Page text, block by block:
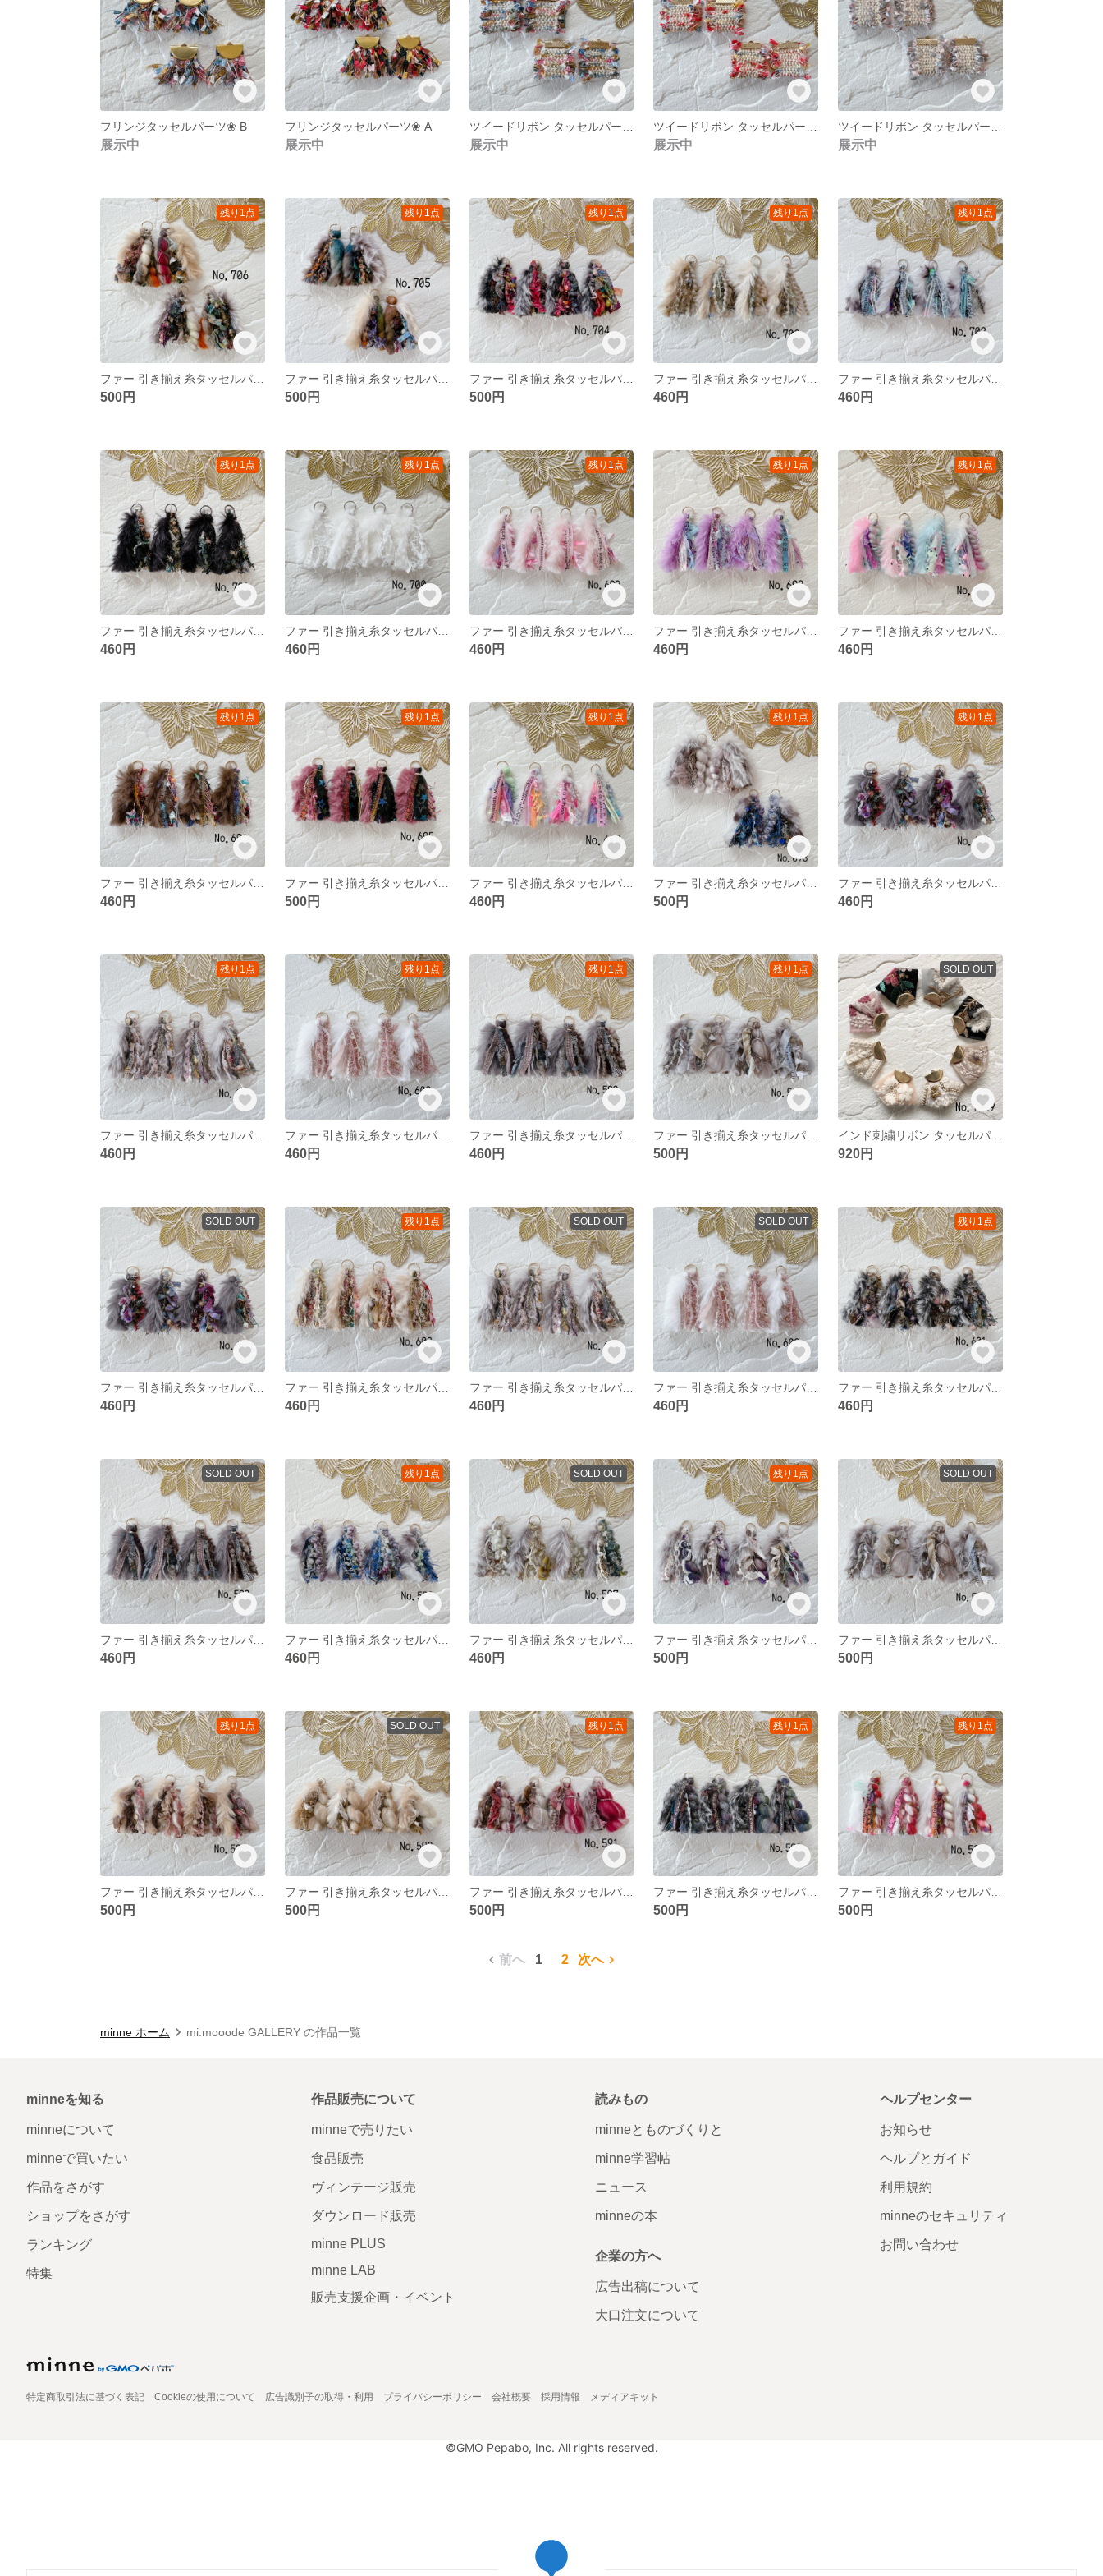
フリンジタッセルパーツ❀ B
展示中
フリンジタッセルパーツ❀ A
展示中 展示中 展示中 展示中
残り1点
500円
残り1点
ファー 引き揃え糸タッセルパーツ❀ No.705
500円
残り1点
ファー 引き揃え糸タッセルパーツ❀ No.704
500円
残り1点
460円
残り1点
460円
残り1点
460円
残り1点
ファー 引き揃え糸タッセルパーツ❀ No.700
460円
残り1点
ファー 引き揃え糸タッセルパーツ❀ No.699
460円
残り1点
460円
残り1点
460円
残り1点
460円
残り1点
ファー 引き揃え糸タッセルパーツ❀ No.695
500円
残り1点
ファー 引き揃え糸タッセルパーツ❀ No.694
460円
残り1点
500円
残り1点
460円
残り1点
460円
残り1点
ファー 引き揃え糸タッセルパーツ❀ No.600
460円
残り1点
ファー 引き揃え糸タッセルパーツ❀ No.599
460円
残り1点
500円
SOLD OUT
920円
SOLD OUT
460円
残り1点
ファー 引き揃え糸タッセルパーツ❀ No.603
460円
SOLD OUT
ファー 引き揃え糸タッセルパーツ❀ No.602
460円
SOLD OUT
460円
残り1点
460円
SOLD OUT
460円
残り1点
ファー 引き揃え糸タッセルパーツ❀ No.598
460円
SOLD OUT
ファー 引き揃え糸タッセルパーツ❀ No.597
460円
残り1点
500円
SOLD OUT
500円
残り1点
500円
SOLD OUT
ファー 引き揃え糸タッセルパーツ❀ No.592
500円
残り1点
ファー 引き揃え糸タッセルパーツ❀ No.591
500円
残り1点
500円
残り1点
500円
前へ 1 2 次へ
minne ホーム mi.mooode GALLERY の作品一覧
minneを知る
minneについて
minneで買いたい
作品をさがす
ショップをさがす
ランキング
特集
作品販売について
minneで売りたい
食品販売
ヴィンテージ販売
ダウンロード販売
minne PLUS
minne LAB
販売支援企画・イベント
読みもの
minneとものづくりと
minne学習帖
ニュース
minneの本
企業の方へ
広告出稿について
大口注文について
ヘルプセンター
お知らせ
ヘルプとガイド
利用規約
minneのセキュリティ
お問い合わせ
特定商取引法に基づく表記 Cookieの使用について 広告識別子の取得・利用 プライバシーポリシー 会社概要 採用情報 メディアキット
©GMO Pepabo, Inc. All rights reserved.